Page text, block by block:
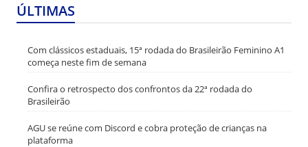
ÚLTIMAS
Com clássicos estaduais, 15ª rodada do Brasileirão Feminino A1
começa neste fim de semana
Confira o retrospecto dos confrontos da 22ª rodada do
Brasileirão
AGU se reúne com Discord e cobra proteção de crianças na
plataforma